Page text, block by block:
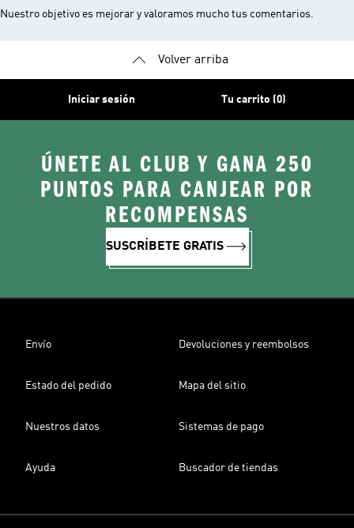
Nuestro objetivo es mejorar y valoramos mucho tus comentarios.
Volver arriba
Iniciar sesión Tu carrito (0)
ÚNETE AL CLUB Y GANA 250
PUNTOS PARA CANJEAR POR
RECOMPENSAS
SUSCRÍBETE GRATIS
Envío Devoluciones y reembolsos
Estado del pedido Mapa del sitio
Nuestros datos Sistemas de pago
Ayuda Buscador de tiendas